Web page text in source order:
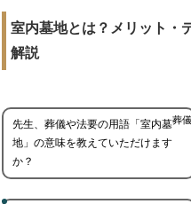
室内墓地とは？メリット・
解説
葬
先生、葬儀や法要の用語「室内墓
地」の意味を教えていただけます
か？